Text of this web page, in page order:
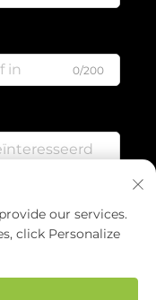
0/200
our services.
click Personalize